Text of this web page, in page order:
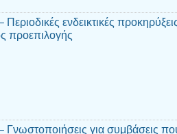
ενδεικτικές
προεπιλογής
για συμβάσεις